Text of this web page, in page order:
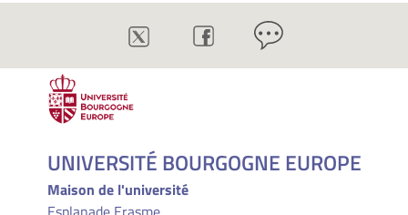
UNIVERSITÉ BOURGOGNE EUROPE
Maison de l'université